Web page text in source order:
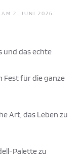
AM 2. JUNI 2026
und das echte
Fest für die ganze
Art, das Leben zu
Palette zu